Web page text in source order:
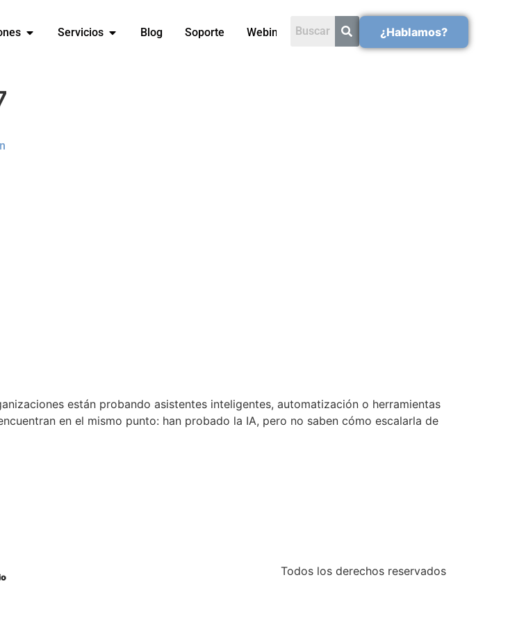
Servicios Blog Soporte Webinars ¿Hablamos?
están probando asistentes inteligentes, automatización o herramientas
en el mismo punto: han probado la IA, pero no saben cómo escalarla de
Todos los derechos reservados